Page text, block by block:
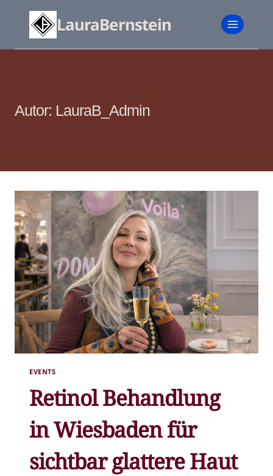
springen
LauraBernstein
Autor: LauraB_Admin
EVENTS
Retinol Behandlung
in Wiesbaden für
sichtbar glattere Haut